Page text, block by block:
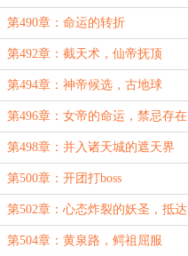
第490章：命运的转折
第492章：截天术，仙帝抚顶
第494章：神帝候选，古地球
第496章：女帝的命运，禁忌存在
第498章：并入诸天城的遮天界
第500章：开团打boss
第502章：心态炸裂的妖圣，抵达
北斗
第504章：黄泉路，鳄祖屈服